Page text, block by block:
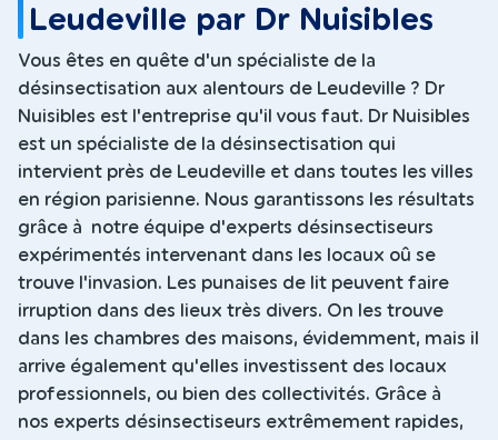
Leudeville par Dr Nuisibles
Vous êtes en quête d'un spécialiste de la
désinsectisation aux alentours de Leudeville ? Dr
Nuisibles est l'entreprise qu'il vous faut. Dr Nuisibles
est un spécialiste de la désinsectisation qui
intervient près de Leudeville et dans toutes les villes
en région parisienne. Nous garantissons les résultats
grâce à notre équipe d'experts désinsectiseurs
expérimentés intervenant dans les locaux oû se
trouve l'invasion. Les punaises de lit peuvent faire
irruption dans des lieux très divers. On les trouve
dans les chambres des maisons, évidemment, mais il
arrive également qu'elles investissent des locaux
professionnels, ou bien des collectivités. Grâce à
nos experts désinsectiseurs extrêmement rapides,